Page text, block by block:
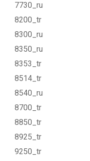
7730_ru
8200_tr
8300_ru
8350_ru
8353_tr
8514_tr
8540_ru
8700_tr
8850_tr
8925_tr
9250_tr